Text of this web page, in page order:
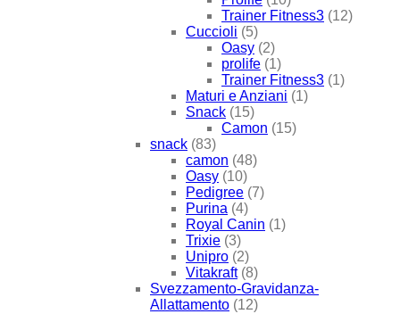
Trainer Fitness3 (12)
Cuccioli (5)
Oasy (2)
prolife (1)
Trainer Fitness3 (1)
Maturi e Anziani (1)
Snack (15)
Camon (15)
snack (83)
camon (48)
Oasy (10)
Pedigree (7)
Purina (4)
Royal Canin (1)
Trixie (3)
Unipro (2)
Vitakraft (8)
Svezzamento-Gravidanza-
Allattamento (12)